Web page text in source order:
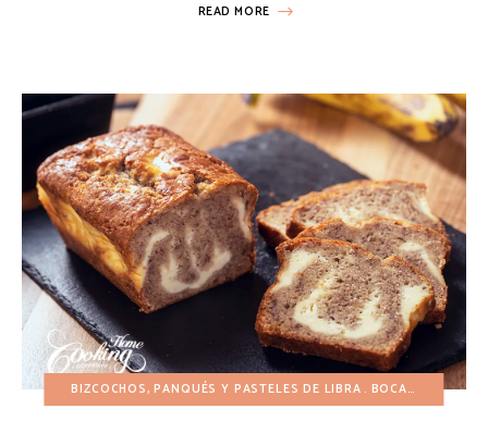
READ MORE
BIZCOCHOS, PANQUÉS Y PASTELES DE LIBRA BOCADILLOS